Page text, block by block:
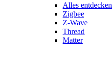
Alles entdecken
Zigbee
Z-Wave
Thread
Matter